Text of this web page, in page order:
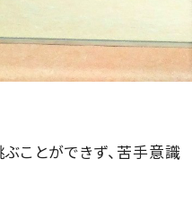
ことができず、苦手意識